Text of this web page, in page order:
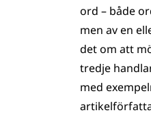
ord – både
men av en
det om att
tredje
med